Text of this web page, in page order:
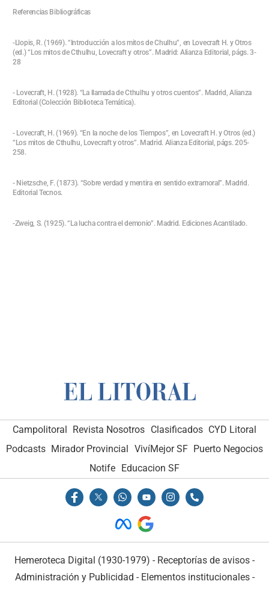
Referencias Bibliográficas
-Llopis, R. (1969). “Introducción a los mitos de Chulhu”, en Lovecraft H. y Otros
(ed.) “Los mitos de Cthulhu, Lovecraft y otros”. Madrid: Alianza Editorial, págs. 3-
28
- Lovecraft, H. (1928). “La llamada de Cthulhu y otros cuentos”. Madrid, Alianza
Editorial (Colección Biblioteca Temática).
- Lovecraft, H. (1969). “En la noche de los Tiempos”, en Lovecraft H. y Otros (ed.)
“Los mitos de Cthulhu, Lovecraft y otros”. Madrid. Alianza Editorial, págs. 205-
258.
- Nietzsche, F. (1873). “Sobre verdad y mentira en sentido extramoral”. Madrid.
Editorial Tecnos.
-Zweig, S. (1925). “La lucha contra el demonio”. Madrid. Ediciones Acantilado.
Campolitoral Revista Nosotros Clasificados CYD Litoral
Podcasts Mirador Provincial VivíMejor SF Puerto Negocios
Notife Educacion SF
Hemeroteca Digital (1930-1979) - Receptorías de avisos -
Administración y Publicidad - Elementos institucionales-